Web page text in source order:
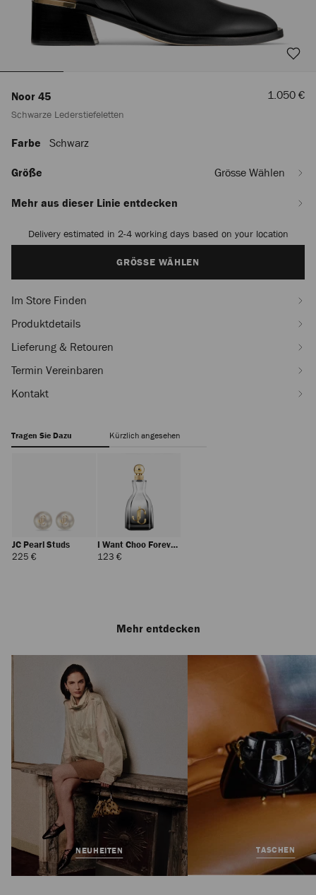
Noor 45
Schwarze Lederstiefeletten
1.050 €
https://row.jimmychoo.com/de_DE/damen/schuhe/noor-
lederstiefeletten-
Farbe Schwarz
Mehr aus dieser Linie entdecken
Größe Grösse Wählen
to
Delivery estimated in 2-4 working days based on your location
GRÖSSE WÄHLEN
Im Store Finden
Produktdetails
Lieferung & Retouren
Termin Vereinbaren
Kontakt
Tragen Sie Dazu Kürzlich angesehen
JC Pearl Studs
225 €
I Want Choo Forever
100ml
123 €Regulärer
Preis
Regulärer
Preis
Mehr entdecken
NEUHEITEN TASCHEN